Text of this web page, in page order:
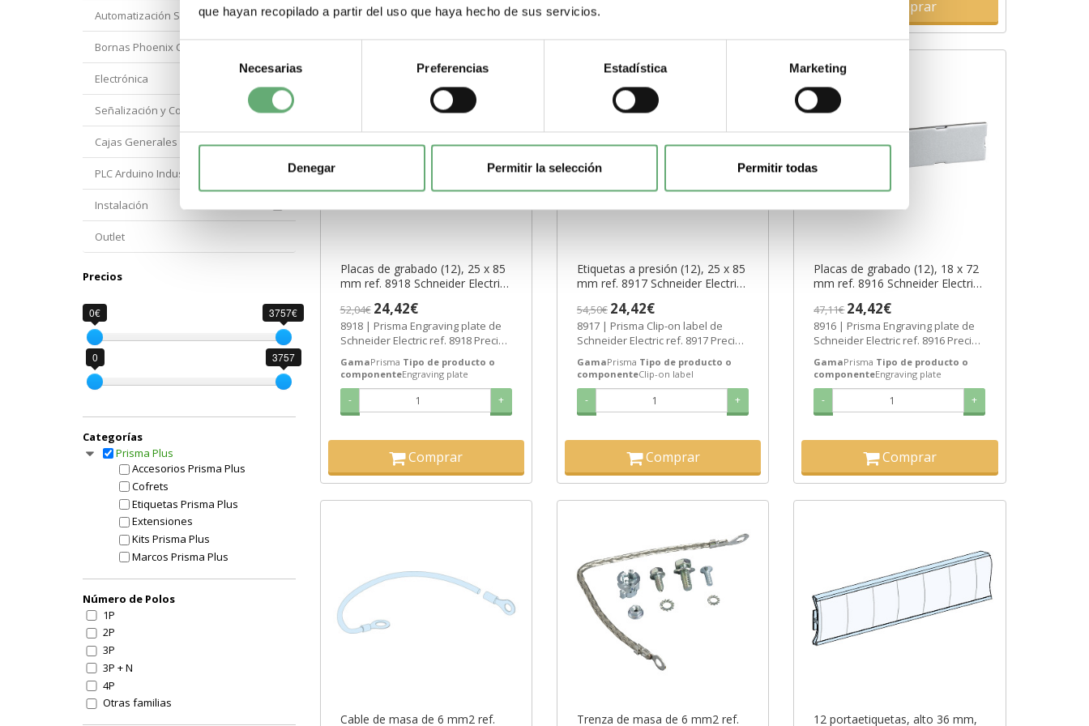
que hayan recopilado a partir del uso que haya hecho de sus servicios.
Selección
consentimiento
Necesarias Preferencias Estadística Marketing
Denegar Permitir la selección Permitir todas
Comprar Comprar
Placas de grabado (12), 25 x 85
mm ref. 8918 Schneider Electric
52,04€ 24,42€
8918 | Prisma Engraving plate de
Schneider Electric ref. 8918 Precio:
GamaPrisma Tipo de producto o
componenteEngraving plate
- +
Comprar
Etiquetas a presión (12), 25 x 85
mm ref. 8917 Schneider Electric
54,50€ 24,42€
8917 | Prisma Clip-on label de
Schneider Electric ref. 8917 Precio:
GamaPrisma Tipo de producto o
componenteClip-on label
- +
Comprar
Placas de grabado (12), 18 x 72
mm ref. 8916 Schneider Electric
47,11€24,42€
8916 | Prisma Engraving plate de
Schneider Electric ref. 8916 Precio:
GamaPrisma Tipo de producto o
componenteEngraving plate
- +
Comprar
Cable de masa de 6 mm2 ref.
Trenza de masa de 6 mm2 ref.
12 portaetiquetas, alto 36 mm,
Automatización Siemens
Bornas Phoenix Contact
Electrónica
Señalización y Control Orbis
Cajas Generales Proteccion
PLC Arduino Industrial
Instalación
Outlet
Precios
0€ 3757€
0 3757
Categorías
Prisma Plus
Accesorios Prisma Plus
Cofrets
Etiquetas Prisma Plus
Extensiones
Kits Prisma Plus
Marcos Prisma Plus
Paneles
Número de Polos
1P
2P
3P
3P + N
4P
Otras familias